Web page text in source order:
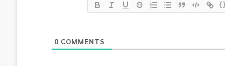
{}
0 COMMENTS